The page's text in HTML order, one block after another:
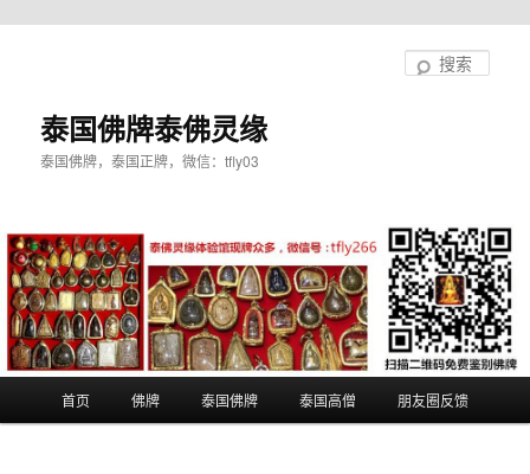
泰国佛牌泰佛灵缘
泰国佛牌，泰国正牌，微信：tfly03
首页 佛牌 泰国佛牌 泰国高僧 朋友圈反馈